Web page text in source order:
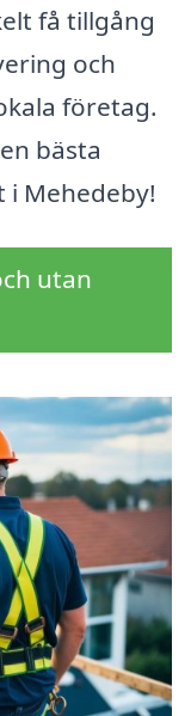
få tillgång
och
företag.
bästa
Mehedeby!
utan